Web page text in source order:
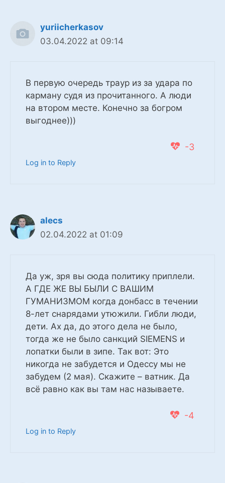
yuriicherkasov
03.04.2022 at 09:14
В первую очередь траур из за удара по
карману судя из прочитанного. А люди
на втором месте. Конечно за богром
выгоднее)))
-3
Log in to Reply
alecs
02.04.2022 at 01:09
Да уж, зря вы сюда политику приплели.
А ГДЕ ЖЕ ВЫ БЫЛИ С ВАШИМ
ГУМАНИЗМОМ когда донбасс в течении
8-лет снарядами утюжили. Гибли люди,
дети. Ах да, до этого дела не было,
тогда же не было санкций SIEMENS и
лопатки были в зипе. Так вот: Это
никогда не забудется и Одессу мы не
забудем (2 мая). Скажите – ватник. Да
всё равно как вы там нас называете.
-4
Log in to Reply